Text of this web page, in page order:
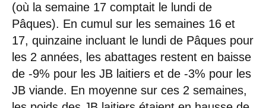
(où la semaine 17 comptait le lundi de
Pâques). En cumul sur les semaines 16 et
17, quinzaine incluant le lundi de Pâques pour
les 2 années, les abattages restent en baisse
de -9% pour les JB laitiers et de -3% pour les
JB viande. En moyenne sur ces 2 semaines,